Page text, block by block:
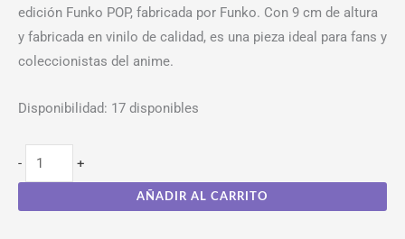
edición Funko POP, fabricada por Funko. Con 9 cm de altura
y fabricada en vinilo de calidad, es una pieza ideal para fans y
coleccionistas del anime.
Disponibilidad: 17 disponibles
- +
AÑADIR AL CARRITO